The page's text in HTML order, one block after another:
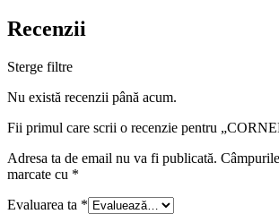
Recenzii
Sterge filtre
Nu există recenzii până acum.
Fii primul care scrii o recenzie pentru
Adresa ta de email nu va fi publicată.
marcate cu *
Evaluarea ta *